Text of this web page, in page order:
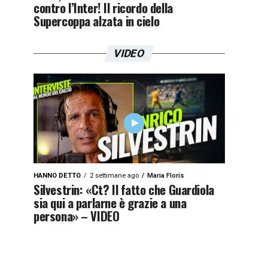
contro l’Inter! Il ricordo della
Supercoppa alzata in cielo
VIDEO
HANNO DETTO 2 settimane ago Maria Floris
Silvestrin: «Ct? Il fatto che Guardiola
sia qui a parlarne è grazie a una
persona» – VIDEO